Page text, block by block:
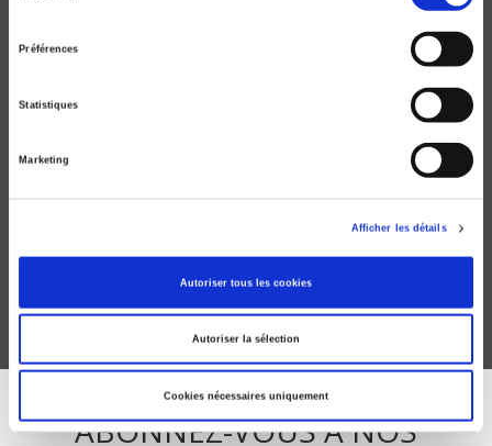
Préférences
Statistiques
Marketing
Afficher les détails
Autoriser tous les cookies
Autoriser la sélection
Cookies nécessaires uniquement
ABONNEZ-VOUS À NOS